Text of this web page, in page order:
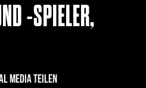
-SPIELER,
MEDIA TEILEN